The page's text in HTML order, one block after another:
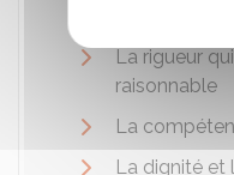
La rigueur
raisonnable
La
La dignité et